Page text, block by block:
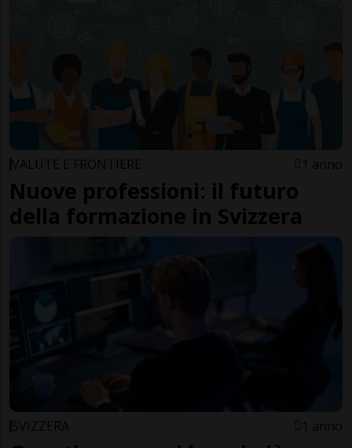
VALUTE E FRONTIERE 1 anno
Nuove professioni: il futuro
della formazione in Svizzera
SVIZZERA 1 anno